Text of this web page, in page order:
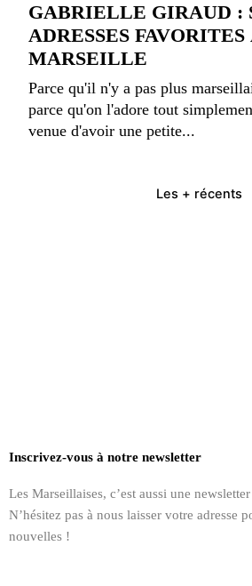
Les + récents
GABRIELLE GIRAUD :
ADRESSES FAVORITES
MARSEILLE
Parce qu'il n'y a pas plus
parce qu'on l'adore tout
venue d'avoir une petite...
Inscrivez-vous à notre newsletter
Les Marseillaises, c’est aussi une
N’hésitez pas à nous laisser votre adresse
nouvelles !